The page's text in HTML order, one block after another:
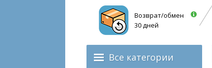
Возврат/обмен
30 дней
Все категории